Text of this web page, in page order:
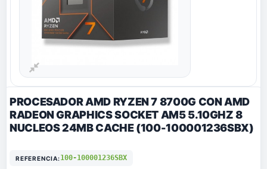
PROCESADOR AMD RYZEN 7 8700G CON AMD
RADEON GRAPHICS SOCKET AM5 5.10GHZ 8
NUCLEOS 24MB CACHE (100-100001236SBX)
REFERENCIA:100-100001236SBX